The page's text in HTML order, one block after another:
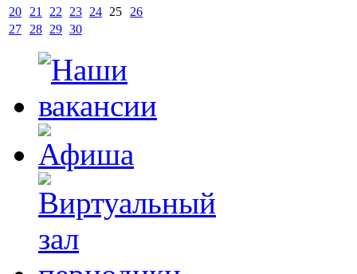
20
21 22 23 24 25
26
27
28 29 30